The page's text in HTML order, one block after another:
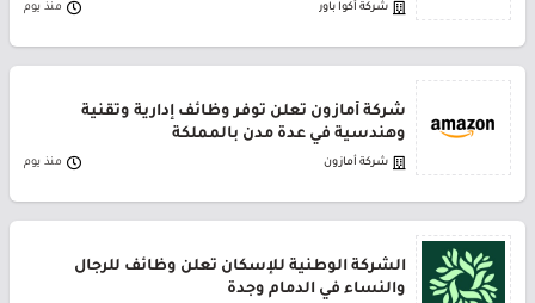
شركة أكوا باور منذ يوم
شركة أمازون تعلن توفر وظائف إدارية وتقنية
وهندسية في عدة مدن بالمملكة
شركة أمازون منذ يوم
الشركة الوطنية للإسكان تعلن وظائف للرجال
والنساء في الدمام وجدة